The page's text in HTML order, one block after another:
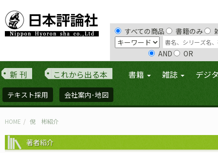
すべての商品 書籍のみ
AND OR
新 刊 これから出る本 書籍 雑誌 デジ
テキスト採用 会社案内･地図
HOME 倪 彬紹介
著者紹介